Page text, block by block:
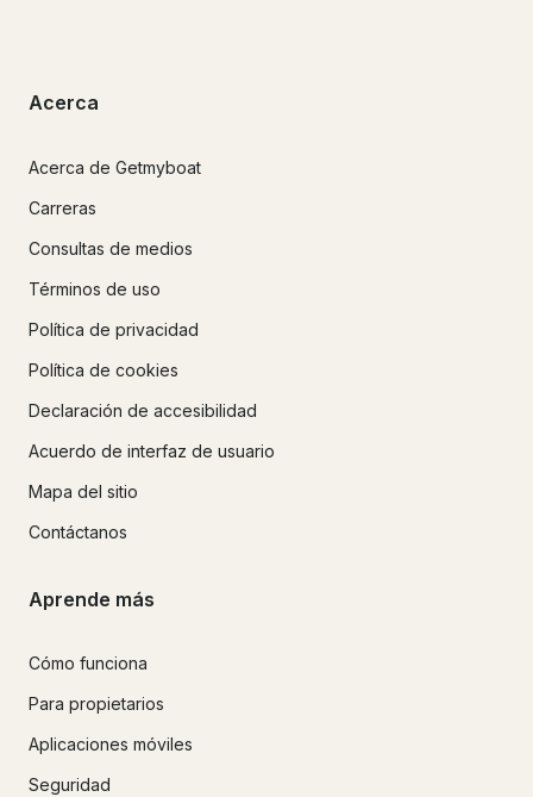
Acerca
Acerca de Getmyboat
Carreras
Consultas de medios
Términos de uso
Política de privacidad
Política de cookies
Declaración de accesibilidad
Acuerdo de interfaz de usuario
Mapa del sitio
Contáctanos
Aprende más
Cómo funciona
Para propietarios
Aplicaciones móviles
Seguridad